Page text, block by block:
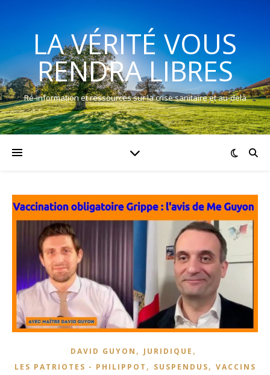
LA VÉRITÉ VOUS
RENDRA LIBRES
Ré-information et ressources sur la crise sanitaire et au-delà
DAVID GUYON , JURIDIQUE ,
LES PATRIOTES - PHILIPPOT , SUSPENDUS, VACCINS